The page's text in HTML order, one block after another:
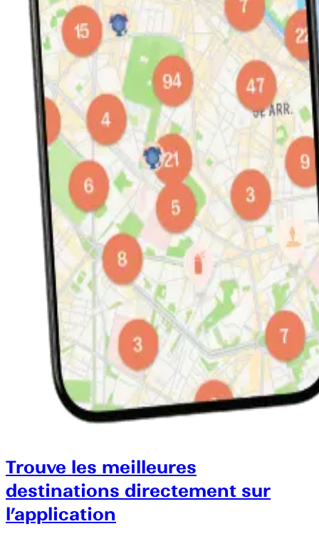
Trouve les meilleures
destinations directement sur
l’application